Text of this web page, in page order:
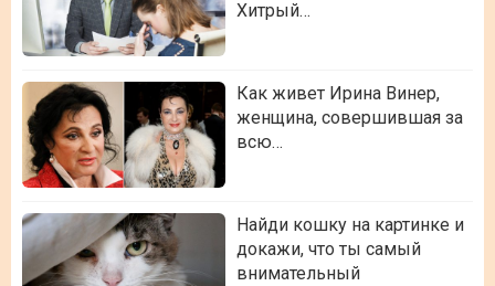
Хитрый…
Как живет Ирина Винер,
женщина, совершившая за
всю…
Найди кошку на картинке и
докажи, что ты самый
внимательный